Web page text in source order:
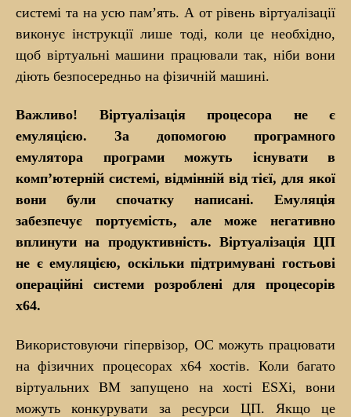
системі та на усю пам’ять. А от рівень віртуалізації
виконує інструкції лише тоді, коли це необхідно,
щоб віртуальні машини працювали так, ніби вони
діють безпосередньо на фізичній машині.
Важливо! Віртуалізація процесора не є
емуляцією. За допомогою програмного
емулятора програми можуть існувати в
комп’ютерній системі, відмінній від тієї, для якої
вони були спочатку написані. Емуляція
забезпечує портуємість, але може негативно
вплинути на продуктивність. Віртуалізація ЦП
не є емуляцією, оскільки підтримувані гостьові
операційні системи розроблені для процесорів
x64.
Використовуючи гіпервізор, ОС можуть працювати
на фізичних процесорах x64 хостів. Коли багато
віртуальних ВМ запущено на хості ESXi, вони
можуть конкурувати за ресурси ЦП. Якщо це